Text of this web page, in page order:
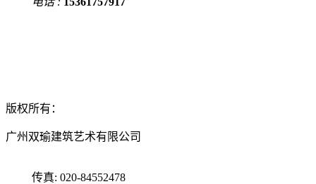
版权所有：
广州双瑜建筑艺术有限公司
传真: 020-84552478